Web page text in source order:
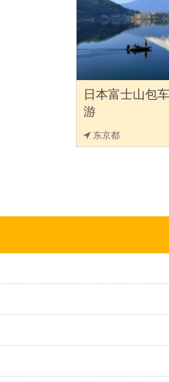
日本富士山包
游
东京都